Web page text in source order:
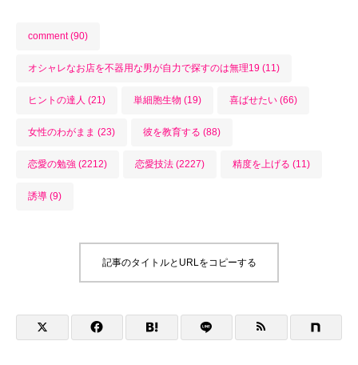
comment (90)
オシャレなお店を不器用な男が自力で探すのは無理19 (11)
ヒントの達人 (21) 単細胞生物 (19) 喜ばせたい (66)
女性のわがまま (23) 彼を教育する (88)
恋愛の勉強 (2212) 恋愛技法 (2227) 精度を上げる (11)
誘導 (9)
記事のタイトルとURLをコピーする